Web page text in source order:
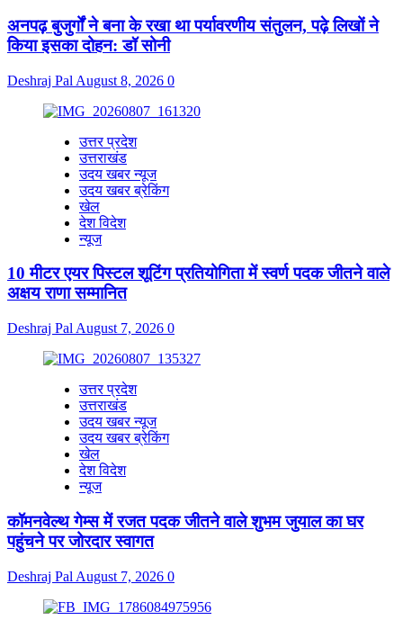
अनपढ़ बुजुर्गों ने बना के रखा था पर्यावरणीय संतुलन, पढ़े लिखों ने
किया इसका दोहन: डॉ सोनी
Deshraj Pal August 8, 2026 0
उत्तर प्रदेश
उत्तराखंड
उदय खबर न्यूज
उदय खबर ब्रेकिंग
खेल
देश विदेश
न्यूज
10 मीटर एयर पिस्टल शूटिंग प्रतियोगिता में स्वर्ण पदक जीतने वाले
अक्षय राणा सम्मानित
Deshraj Pal August 7, 2026 0
उत्तर प्रदेश
उत्तराखंड
उदय खबर न्यूज
उदय खबर ब्रेकिंग
खेल
देश विदेश
न्यूज
कॉमनवेल्थ गेम्स में रजत पदक जीतने वाले शुभम जुयाल का घर
पहुंचने पर जोरदार स्वागत
Deshraj Pal August 7, 2026 0